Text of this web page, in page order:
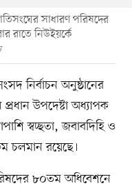
সাধারণ পরিষদের
রাতে নিউইয়র্কে
নির্বাচন অনুষ্ঠানের
উপদেষ্টা অধ্যাপক
স্বচ্ছতা, জবাবদিহি ও
চলমান রয়েছে।
৮০তম অধিবেশনে